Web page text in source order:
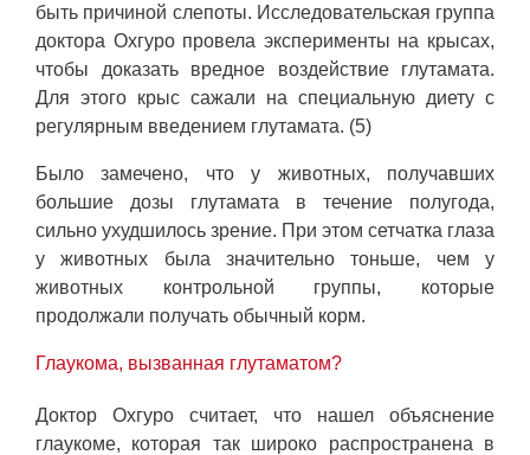
быть причиной слепоты. Исследовательская группа
доктора Охгуро провела эксперименты на крысах,
чтобы доказать вредное воздействие глутамата.
Для этого крыс сажали на специальную диету с
регулярным введением глутамата. (5)
Было замечено, что у животных, получавших
большие дозы глутамата в течение полугода,
сильно ухудшилось зрение. При этом сетчатка глаза
у животных была значительно тоньше, чем у
животных контрольной группы, которые
продолжали получать обычный корм.
Глаукома, вызванная глутаматом?
Доктор Охгуро считает, что нашел объяснение
глаукоме, которая так широко распространена в